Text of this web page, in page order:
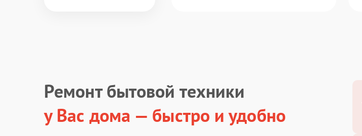
Ремонт бытовой техники
у Вас дома — быстро и удобно